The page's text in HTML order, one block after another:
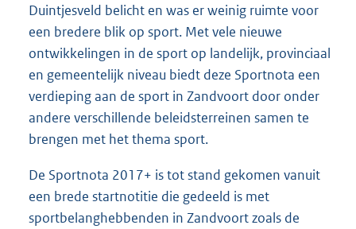
Duintjesveld belicht en was er weinig ruimte voor
een bredere blik op sport. Met vele nieuwe
ontwikkelingen in de sport op landelijk, provinciaal
en gemeentelijk niveau biedt deze Sportnota een
verdieping aan de sport in Zandvoort door onder
andere verschillende beleidsterreinen samen te
brengen met het thema sport.
De Sportnota 2017+ is tot stand gekomen vanuit
een brede startnotitie die gedeeld is met
sportbelanghebbenden in Zandvoort zoals de